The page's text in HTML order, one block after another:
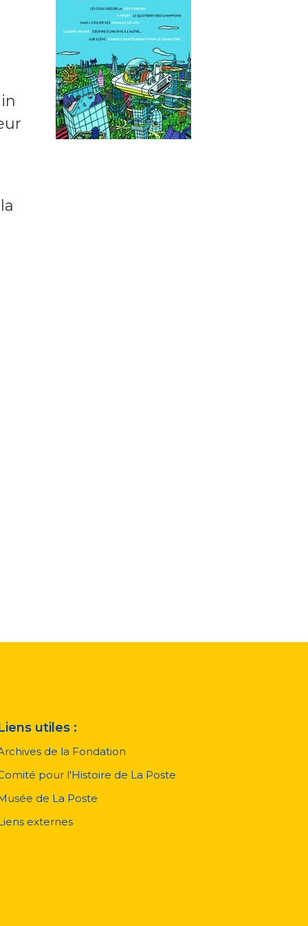
utiles :
de la Fondation
pour l'Histoire de La Poste
de La Poste
externes